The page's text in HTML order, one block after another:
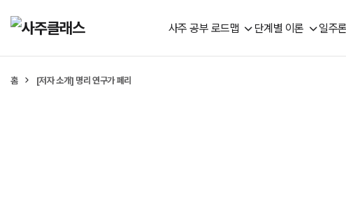
사주 공부 로드맵 단계별 이론 일주론
홈 [저자 소개] 명리 연구가 페리